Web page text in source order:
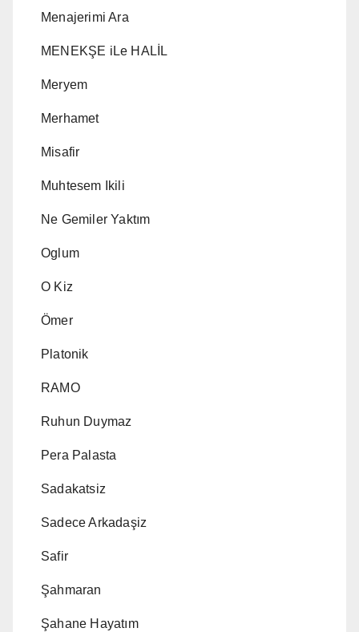
Menajerimi Ara
MENEKŞE iLe HALİL
Meryem
Merhamet
Misafir
Muhtesem Ikili
Ne Gemiler Yaktım
Oglum
O Kiz
Ömer
Platonik
RAMO
Ruhun Duymaz
Pera Palasta
Sadakatsiz
Sadece Arkadaşiz
Safir
Şahmaran
Şahane Hayatım